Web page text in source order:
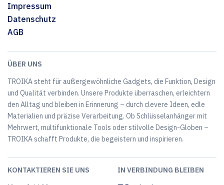
Impressum
Datenschutz
AGB
ÜBER UNS
TROIKA steht für außergewöhnliche Gadgets, die Funktion, Design
und Qualität verbinden. Unsere Produkte überraschen, erleichtern
den Alltag und bleiben in Erinnerung – durch clevere Ideen, edle
Materialien und präzise Verarbeitung. Ob Schlüsselanhänger mit
Mehrwert, multifunktionale Tools oder stilvolle Design-Globen –
TROIKA schafft Produkte, die begeistern und inspirieren.
KONTAKTIEREN SIE UNS
IN VERBINDUNG BLEIBEN